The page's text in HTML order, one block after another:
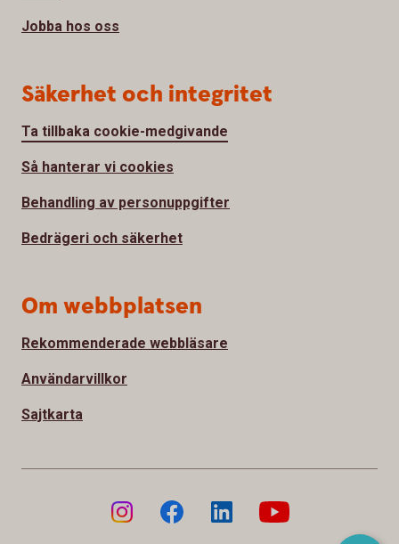
Jobba hos oss
Säkerhet och integritet
Ta tillbaka cookie-medgivande
Så hanterar vi cookies
Behandling av personuppgifter
Bedrägeri och säkerhet
Om webbplatsen
Rekommenderade webbläsare
Användarvillkor
Sajtkarta